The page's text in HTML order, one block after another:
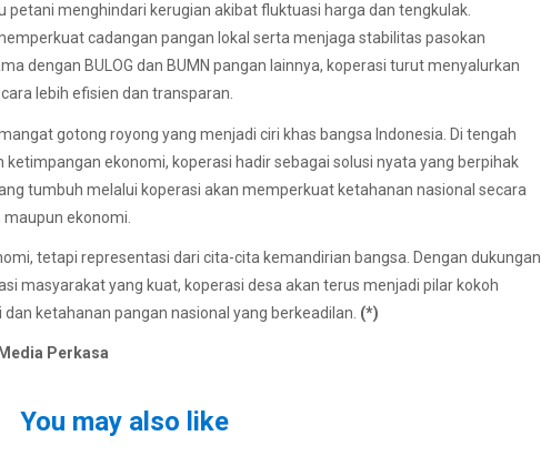
petani menghindari kerugian akibat fluktuasi harga dan tengkulak.
cadangan pangan lokal serta menjaga stabilitas pasokan
dengan BULOG dan BUMN pangan lainnya, koperasi turut menyalurkan
lebih efisien dan transparan.
gotong royong yang menjadi ciri khas bangsa Indonesia. Di tengah
ekonomi, koperasi hadir sebagai solusi nyata yang berpihak
tumbuh melalui koperasi akan memperkuat ketahanan nasional secara
ekonomi.
tetapi representasi dari cita-cita kemandirian bangsa. Dengan dukungan
masyarakat yang kuat, koperasi desa akan terus menjadi pilar kokoh
ketahanan pangan nasional yang berkeadilan. (*)
Perkasa
You may also like